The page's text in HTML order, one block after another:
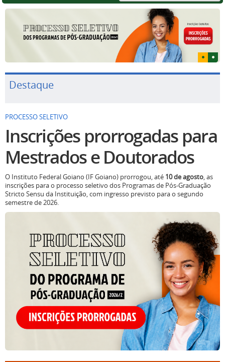
Destaque
PROCESSO SELETIVO
Inscrições prorrogadas para
Mestrados e Doutorados
O Instituto Federal Goiano (IF Goiano) prorrogou, até 10 de agosto, as
inscrições para o processo seletivo dos Programas de Pós-Graduação
Stricto Sensu da Instituição, com ingresso previsto para o segundo
semestre de 2026.